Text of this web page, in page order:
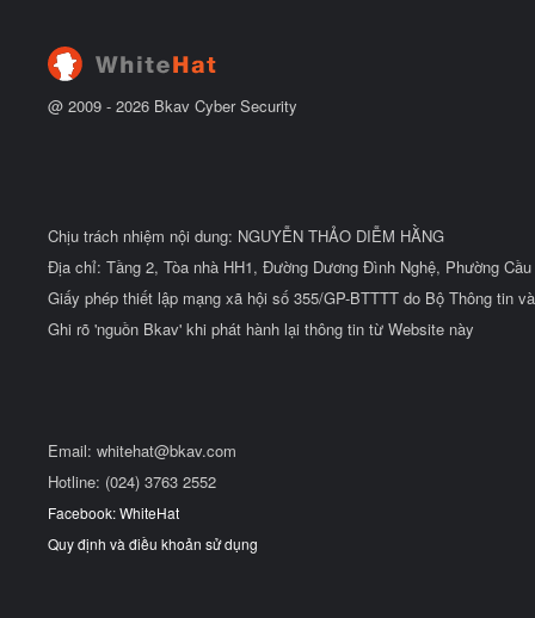
@ 2009 - 2026 Bkav Cyber Security
Chịu trách nhiệm nội dung: NGUYỄN THẢO DIỄM HẰNG
Địa chỉ: Tầng 2, Tòa nhà HH1, Đường Dương Đình Nghệ, Phường
Giấy phép thiết lập mạng xã hội số 355/GP-BTTTT do Bộ Thông tin
Ghi rõ 'nguồn Bkav' khi phát hành lại thông tin từ Website này
Email: whitehat@bkav.com
Hotline: (024) 3763 2552
Facebook: WhiteHat
Quy định và điều khoản sử dụng